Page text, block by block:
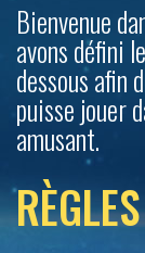
Bienvenue
avons défini
dessous afin
puisse jouer
amusant.